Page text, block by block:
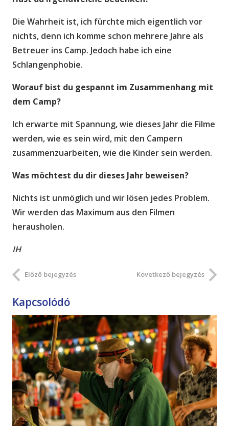
Die Wahrheit ist, ich fürchte mich eigentlich vor
nichts, denn ich komme schon mehrere Jahre als
Betreuer ins Camp. Jedoch habe ich eine
Schlangenphobie.
Worauf bist du gespannt im Zusammenhang mit
dem Camp?
Ich erwarte mit Spannung, wie dieses Jahr die Filme
werden, wie es sein wird, mit den Campern
zusammenzuarbeiten, wie die Kinder sein werden.
Was möchtest du dir dieses Jahr beweisen?
Nichts ist unmöglich und wir lösen jedes Problem.
Wir werden das Maximum aus den Filmen
herausholen.
IH
Előző bejegyzés Következő bejegyzés
Kapcsolódó